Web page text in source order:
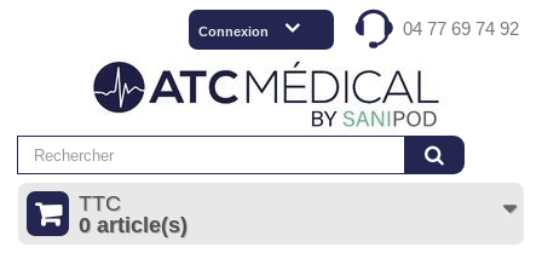
04 77 69 74 92
Connexion
TTC
0 article(s)